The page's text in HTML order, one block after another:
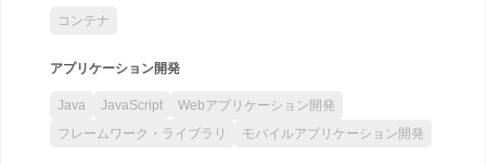
コンテナ
アプリケーション開発
Java JavaScript
Webアプリケーション開発
フレームワーク・ライブラリ
モバイルアプリケーション開発